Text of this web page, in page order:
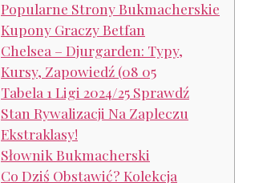
Popularne Strony Bukmacherskie
Kupony Graczy Betfan
Chelsea – Djurgarden: Typy,
Kursy, Zapowiedź (08 05
Tabela 1 Ligi 2024/25 Sprawdź
Stan Rywalizacji Na Zapleczu
Ekstraklasy!
Słownik Bukmacherski
Co Dziś Obstawić? Kolekcja